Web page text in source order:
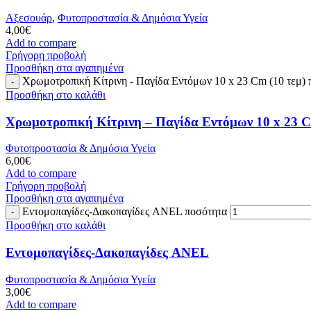
Αξεσουάρ, Φυτοπροστασία & Δημόσια Υγεία
4,00€
Add to compare
Γρήγορη προβολή
Προσθήκη στα αγαπημένα
Χρωμοτροπική Κίτρινη - Παγίδα Εντόμων 10 x 23 Cm (10 τεμ)
Προσθήκη στο καλάθι
Χρωμοτροπική Κίτρινη – Παγίδα Εντόμων 10 x 23
Φυτοπροστασία & Δημόσια Υγεία
6,00€
Add to compare
Γρήγορη προβολή
Προσθήκη στα αγαπημένα
Εντομοπαγίδες-Δακοπαγίδες ANEL ποσότητα
Προσθήκη στο καλάθι
Εντομοπαγίδες-Δακοπαγίδες ANEL
Φυτοπροστασία & Δημόσια Υγεία
3,00€
Add to compare